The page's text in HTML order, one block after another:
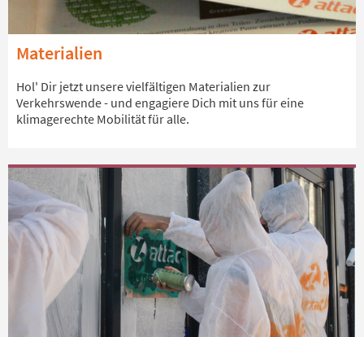
Materialien
Hol' Dir jetzt unsere vielfältigen Materialien zur
Verkehrswende - und engagiere Dich mit uns für eine
klimagerechte Mobilität für alle.